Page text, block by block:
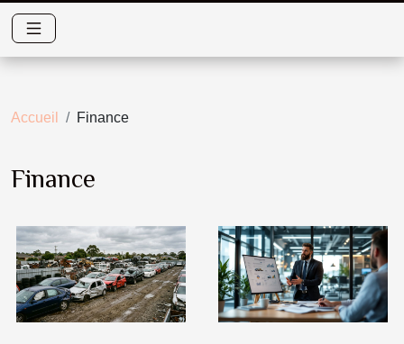
Accueil Finance
Finance